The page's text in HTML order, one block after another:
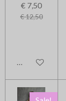
€ 7,50
€ 12,50
In winkelwagen